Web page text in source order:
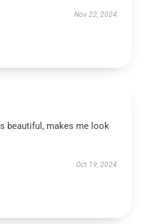
Nov 22, 2024
beautiful, makes me look
Oct 19, 2024